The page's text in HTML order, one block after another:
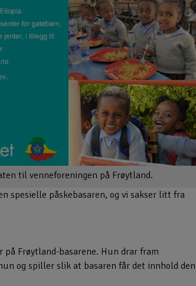
til venneforeningen på Frøytland.
spesielle påskebasaren, og vi sakser litt fra
Frøytland-basarene. Hun drar fram
og spiller slik at basaren får det innhold den